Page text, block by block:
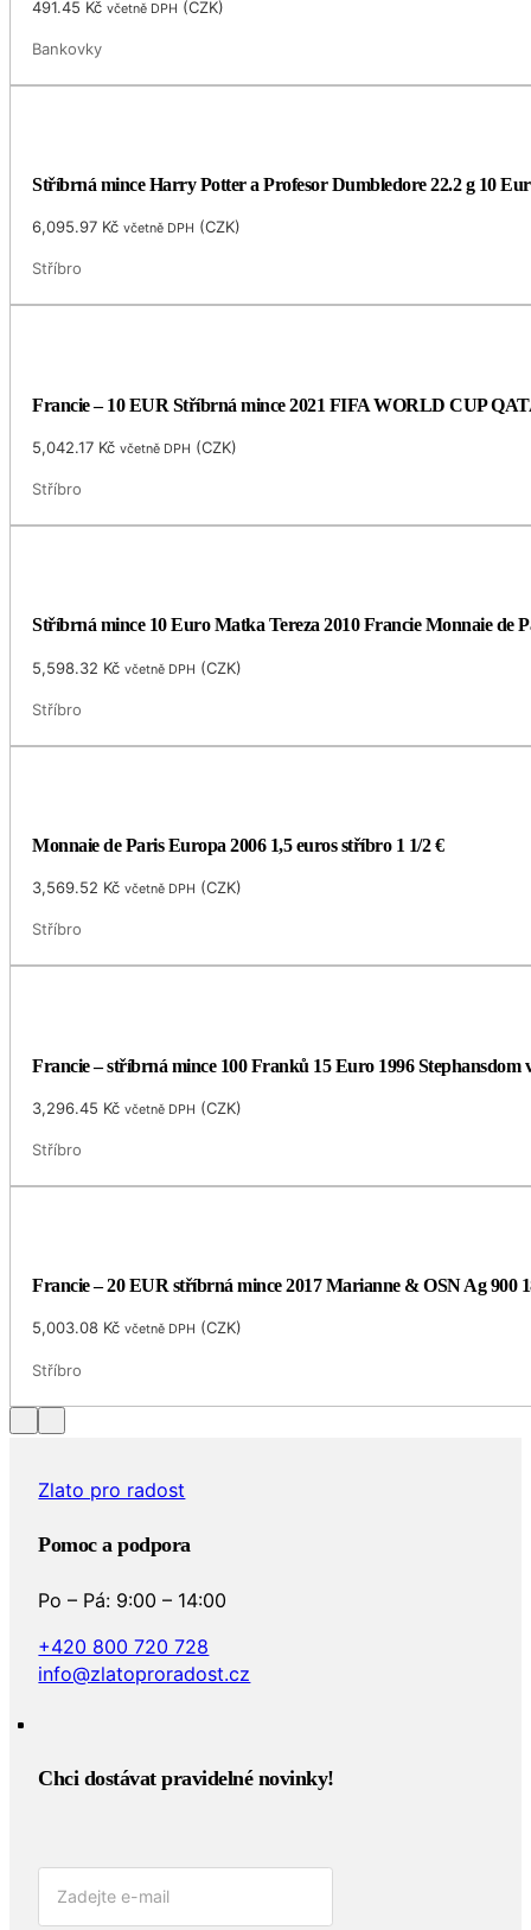
491.45 Kč včetně DPH (CZK)
Bankovky
Stříbrná mince Harry Potter a Profesor Dumbledore 22.2 g 10
6,095.97 Kč včetně DPH (CZK)
Stříbro
Francie – 10 EUR Stříbrná mince 2021 FIFA WORLD CUP
5,042.17 Kč včetně DPH (CZK)
Stříbro
Stříbrná mince 10 Euro Matka Tereza 2010 Francie Monnaie de
5,598.32 Kč včetně DPH (CZK)
Stříbro
Monnaie de Paris Europa 2006 1,5 euros stříbro 1 1/2 €
3,569.52 Kč včetně DPH (CZK)
Stříbro
Francie – stříbrná mince 100 Franků 15 Euro 1996 Stephansdom
3,296.45 Kč včetně DPH (CZK)
Stříbro
Francie – 20 EUR stříbrná mince 2017 Marianne & OSN Ag 900
5,003.08 Kč včetně DPH (CZK)
Stříbro
Zlato pro radost
Pomoc a podpora
Po – Pá: 9:00 – 14:00
+420 800 720 728
info@zlatoproradost.cz
Chci dostávat pravidelné novinky!​